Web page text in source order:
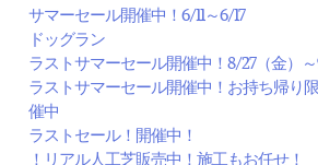
サマーセール開催中！6/11～6/17
ドッグラン
ラストサマーセール開催中！8/27（金）
ラストサマーセール開催中！お持ち帰り
催中
ラストセール！開催中！
！リアル人工芝販売中！施工もお任せ！